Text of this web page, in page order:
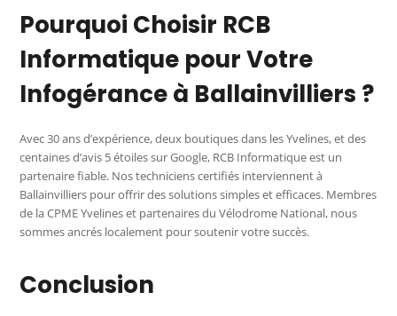
Pourquoi Choisir RCB
Informatique pour Votre
Infogérance à Ballainvilliers ?
Avec 30 ans d’expérience, deux boutiques dans les Yvelines, et des
centaines d’avis 5 étoiles sur Google, RCB Informatique est un
partenaire fiable. Nos techniciens certifiés interviennent à
Ballainvilliers pour offrir des solutions simples et efficaces. Membres
de la CPME Yvelines et partenaires du Vélodrome National, nous
sommes ancrés localement pour soutenir votre succès.
Conclusion